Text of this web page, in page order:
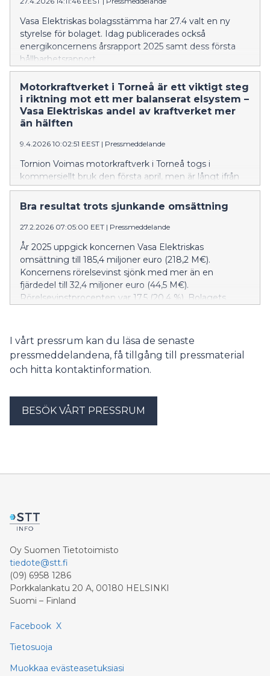
Vasa Elektriskas bolagsstämma har 27.4 valt en ny
styrelse för bolaget. Idag publicerades också
energikoncernens årsrapport 2025 samt dess första
hållbarhetsrapport.
Motorkraftverket i Torneå är ett viktigt steg
i riktning mot ett mer balanserat elsystem –
Vasa Elektriskas andel av kraftverket mer
än hälften
9.4.2026 10:02:51 EEST | Pressmeddelande
Tornion Voimas motorkraftverk i Torneå togs i
kommersiellt bruk den första april, men är långt ifrån
ett aprilskämt. Enligt Vasa Elektriska utgör det ett
viktigt steg i arbetet för att balansera en mycket
volatil elmarknad. Bolaget har också haft en stor roll i
möjliggörandet av kraftverket.
Bra resultat trots sjunkande omsättning
27.2.2026 07:05:00 EET | Pressmeddelande
År 2025 uppgick koncernen Vasa Elektriskas
omsättning till 185,4 miljoner euro (218,2 M€).
Koncernens rörelsevinst sjönk med mer än en
fjärdedel till 32,4 miljoner euro (44,5 M€).
Rörelsevinstprocenten var 17,5 (20,4 %). Bolagets
landade på 18,5 miljoner euro (37,2 M€).
I vårt pressrum kan du läsa de senaste
pressmeddelandena, få tillgång till pressmaterial
och hitta kontaktinformation.
BESÖK VÅRT PRESSRUM
Oy Suomen Tietotoimisto
tiedote@stt.fi
(09) 6958 1286
Porkkalankatu 20 A, 00180 HELSINKI
Suomi – Finland
Facebook X
Tietosuoja
Muokkaa evästeasetuksiasi